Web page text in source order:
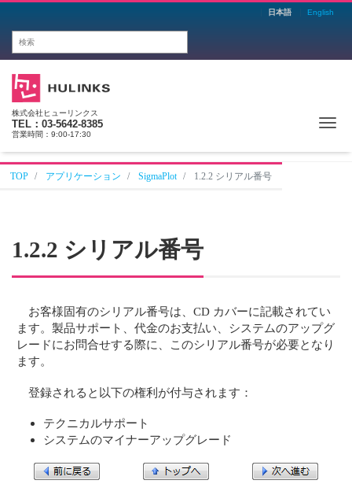
日本語 English
株式会社ヒューリンクス
TEL：03-5642-8385
営業時間：9:00-17:30
TOP アプリケーション SigmaPlot 1.2.2 シリアル番号
1.2.2 シリアル番号
お客様固有のシリアル番号は、CD カバーに記載されてい
ます。製品サポート、代金のお支払い、システムのアップグ
レードにお問合せする際に、このシリアル番号が必要となり
ます。
登録されると以下の権利が付与されます：
テクニカルサポート
システムのマイナーアップグレード